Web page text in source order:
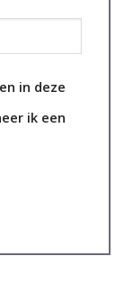
in deze
ik een